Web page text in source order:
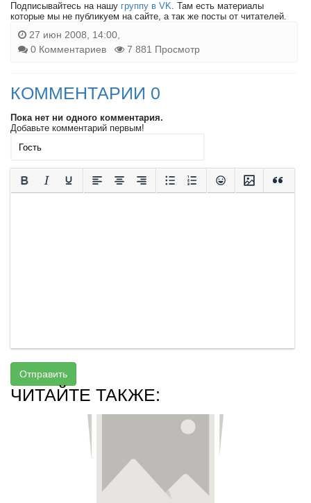
Подписывайтесь на нашу группу в VK. Там есть материалы
которые мы не публикуем на сайте, а так же посты от читателей.
27 июн 2008, 14:00,
0 Комментариев
7 881 Просмотр
КОММЕНТАРИИ 0
Пока нет ни одного комментария.
Добавьте комментарий первым!
Отправить
ЧИТАЙТЕ ТАКЖЕ: